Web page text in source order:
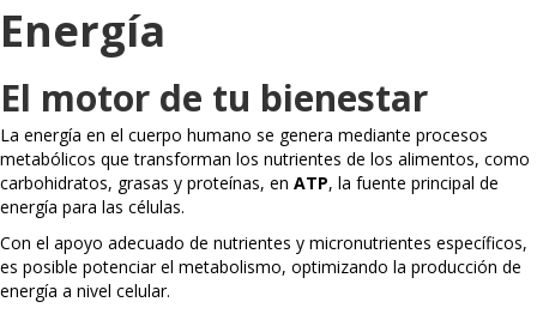
Energía
El motor de tu bienestar
La energía en el cuerpo humano se genera mediante procesos
metabólicos que transforman los nutrientes de los alimentos, como
carbohidratos, grasas y proteínas, en ATP, la fuente principal de
energía para las células.
Con el apoyo adecuado de nutrientes y micronutrientes específicos,
es posible potenciar el metabolismo, optimizando la producción de
energía a nivel celular.